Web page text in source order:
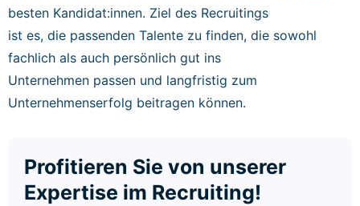
besten Kandidat:innen. Ziel des Recruitings
ist es, die passenden Talente zu finden, die sowohl
fachlich als auch persönlich gut ins
Unternehmen passen und langfristig zum
Unternehmenserfolg beitragen können.
Profitieren Sie von unserer
Expertise im Recruiting!